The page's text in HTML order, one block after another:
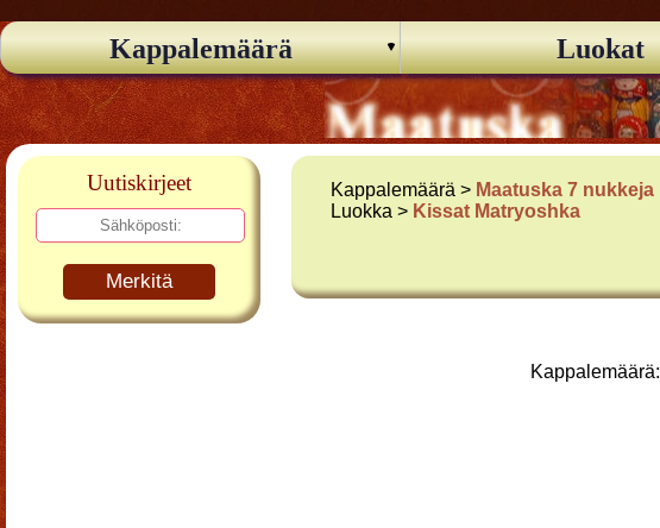
Kappalemäärä Luokat
Uutiskirjeet
Merkitä
Kappalemäärä > Maatuska 7 nukkeja
Luokka > Kissat Matryoshka
Kappalemäärä: